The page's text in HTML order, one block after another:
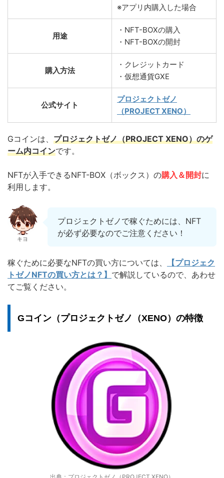
※アプリ内購入した場合
用途
・NFT-BOXの購入
・NFT-BOXの開封
購入方法
・クレジットカード
・仮想通貨GXE
公式サイト
プロジェクトゼノ
（PROJECT XENO）
Gコインは、 プロジェクトゼノ（PROJECT XENO）のゲ
ーム内コインです。
NFTが入手できるNFT-BOX（ボックス）の購入＆開封に
利用します。
キヨ
プロジェクトゼノで稼ぐためには、NFT
が必ず必要なのでご注意ください！
稼ぐために必要なNFTの買い方については、
【プロジェク
トゼノNFTの買い方とは？】 で解説しているので、あわせ
てご覧ください。
Gコイン（プロジェクトゼノ（XENO）の特徴